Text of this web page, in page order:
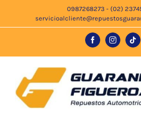
0987268273 - (02)
FacebookInstagram